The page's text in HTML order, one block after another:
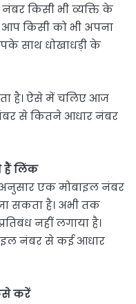
किसी भी व्यक्ति के
आप किसी को भी अपना
साथ धोखाधड़ी के
है। ऐसे में चलिए आज
से कितने आधार नंबर
हैं लिंक
एक मोबाइल नंबर
सकता है। अभी तक
नहीं लगाया है।
नंबर से कई आधार
करें